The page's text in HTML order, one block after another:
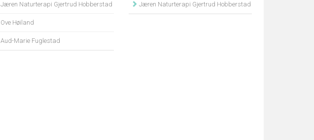
Jæren Naturterapi Gjertrud Hobberstad
Ove Høiland
Aud-Marie Fuglestad
Jæren Naturterapi Gjertrud Hobberstad